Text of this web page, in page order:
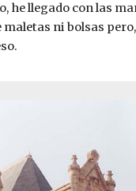
he llegado con las
maletas ni bolsas